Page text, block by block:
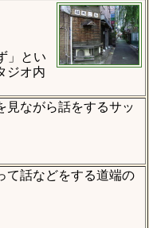
」とい
ジオ内
ながら話をするサッ
話などをする道端の